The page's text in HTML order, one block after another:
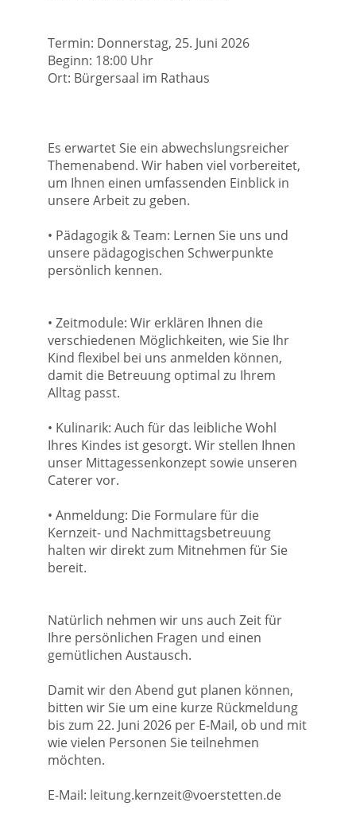
Termin: Donnerstag, 25. Juni 2026
Beginn: 18:00 Uhr
Ort: Bürgersaal im Rathaus
Es erwartet Sie ein abwechslungsreicher
Themenabend. Wir haben viel vorbereitet,
um Ihnen einen umfassenden Einblick in
unsere Arbeit zu geben.
• Pädagogik & Team: Lernen Sie uns und
unsere pädagogischen Schwerpunkte
persönlich kennen.
• Zeitmodule: Wir erklären Ihnen die
verschiedenen Möglichkeiten, wie Sie Ihr
Kind flexibel bei uns anmelden können,
damit die Betreuung optimal zu Ihrem
Alltag passt.
• Kulinarik: Auch für das leibliche Wohl
Ihres Kindes ist gesorgt. Wir stellen Ihnen
unser Mittagessenkonzept sowie unseren
Caterer vor.
• Anmeldung: Die Formulare für die
Kernzeit- und Nachmittagsbetreuung
halten wir direkt zum Mitnehmen für Sie
bereit.
Natürlich nehmen wir uns auch Zeit für
Ihre persönlichen Fragen und einen
gemütlichen Austausch.
Damit wir den Abend gut planen können,
bitten wir Sie um eine kurze Rückmeldung
bis zum 22. Juni 2026 per E-Mail, ob und mit
wie vielen Personen Sie teilnehmen
möchten.
E-Mail: leitung.kernzeit@voerstetten.de